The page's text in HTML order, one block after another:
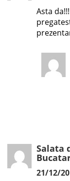
Asta
Salata
21/12/